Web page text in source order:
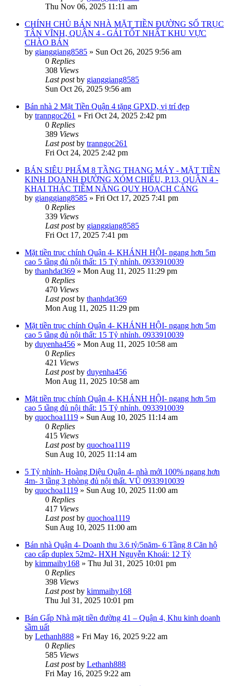
Thu Nov 06, 2025 11:11 am
CHÍNH CHỦ BÁN NHÀ MẶT TIỀN ĐƯỜNG SỐ TRỤC
TÂN VĨNH, QUẬN 4 - GÁI TỐT NHẤT KHU VỰC
CHÀO BÁN
by gianggiang8585 » Sun Oct 26, 2025 9:56 am
0 Replies
308 Views
Last postby gianggiang8585
Sun Oct 26, 2025 9:56 am
Bán nhà 2 Mặt Tiền Quận 4 tặng GPXD, vị trí đẹp
by tranngoc261 » Fri Oct 24, 2025 2:42 pm
0 Replies
389 Views
Last postby tranngoc261
Fri Oct 24, 2025 2:42 pm
BÁN SIÊU PHẨM 8 TẦNG THANG MÁY - MẶT TIỀN
KINH DOANH ĐƯỜNG XÓM CHIẾU, P.13, QUẬN 4 -
KHAI THÁC TIỀM NĂNG QUY HOẠCH CẢNG
by gianggiang8585 » Fri Oct 17, 2025 7:41 pm
0 Replies
339 Views
Last postby gianggiang8585
Fri Oct 17, 2025 7:41 pm
Mặt tiền trục chính Quận 4- KHÁNH HỘI- ngang hơn 5m
cao 5 tầng đủ nội thất: 15 Tỷ nhỉnh. 0933910039
by thanhdat369 » Mon Aug 11, 2025 11:29 pm
0 Replies
470 Views
Last postby thanhdat369
Mon Aug 11, 2025 11:29 pm
Mặt tiền trục chính Quận 4- KHÁNH HỘI- ngang hơn 5m
cao 5 tầng đủ nội thất: 15 Tỷ nhỉnh. 0933910039
by duyenha456 » Mon Aug 11, 2025 10:58 am
0 Replies
421 Views
Last postby duyenha456
Mon Aug 11, 2025 10:58 am
Mặt tiền trục chính Quận 4- KHÁNH HỘI- ngang hơn 5m
cao 5 tầng đủ nội thất: 15 Tỷ nhỉnh. 0933910039
by quochoa1119 » Sun Aug 10, 2025 11:14 am
0 Replies
415 Views
Last postby quochoa1119
Sun Aug 10, 2025 11:14 am
5 Tỷ nhỉnh- Hoàng Diệu Quận 4- nhà mới 100% ngang hơn
4m- 3 tầng 3 phòng đủ nội thất. VŨ 0933910039
by quochoa1119 » Sun Aug 10, 2025 11:00 am
0 Replies
417 Views
Last postby quochoa1119
Sun Aug 10, 2025 11:00 am
Bán nhà Quận 4- Doanh thu 3.6 tỷ/5năm- 6 Tầng 8 Căn hộ
cao cấp duplex 52m2- HXH Nguyễn Khoái: 12 Tỷ
by kimmaihy168 » Thu Jul 31, 2025 10:01 pm
0 Replies
398 Views
Last postby kimmaihy168
Thu Jul 31, 2025 10:01 pm
Bán Gấp Nhà mặt tiền đường 41 – Quận 4, Khu kinh doanh
sầm uất
by Lethanh888 » Fri May 16, 2025 9:22 am
0 Replies
585 Views
Last postby Lethanh888
Fri May 16, 2025 9:22 am